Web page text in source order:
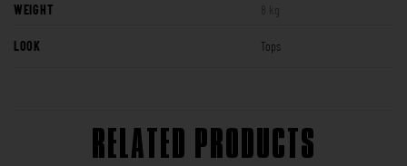
WEIGHT 8 kg
LOOK Tops
RELATED PRODUCTS